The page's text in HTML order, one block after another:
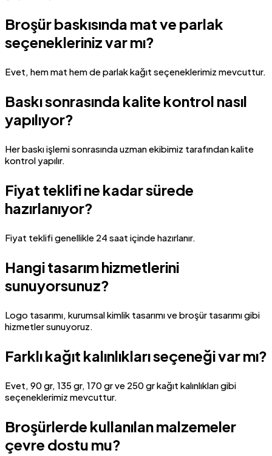
Broşür baskısında mat ve parlak
seçenekleriniz var mı?
Evet, hem mat hem de parlak kağıt seçeneklerimiz mevcuttur.
Baskı sonrasında kalite kontrol nasıl
yapılıyor?
Her baskı işlemi sonrasında uzman ekibimiz tarafından kalite
kontrol yapılır.
Fiyat teklifi ne kadar sürede
hazırlanıyor?
Fiyat teklifi genellikle 24 saat içinde hazırlanır.
Hangi tasarım hizmetlerini
sunuyorsunuz?
Logo tasarımı, kurumsal kimlik tasarımı ve broşür tasarımı gibi
hizmetler sunuyoruz.
Farklı kağıt kalınlıkları seçeneği var mı?
Evet, 90 gr, 135 gr, 170 gr ve 250 gr kağıt kalınlıkları gibi
seçeneklerimiz mevcuttur.
Broşürlerde kullanılan malzemeler
çevre dostu mu?